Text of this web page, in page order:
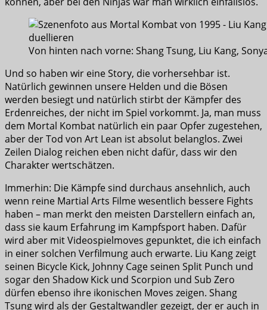
Von hinten nach vorne: Shang Tsung, Liu Kang,
Und so haben wir eine Story, die vorhersehbar ist.
Natürlich gewinnen unsere Helden und die Bösen
werden besiegt und natürlich stirbt der Kämpfer des
Erdenreiches, der nicht im Spiel vorkommt. Ja, man muss
dem Mortal Kombat natürlich ein paar Opfer zugestehen,
aber der Tod von Art Lean ist absolut belanglos. Zwei
Zeilen Dialog reichen eben nicht dafür, dass wir den
Charakter wertschätzen.
Immerhin: Die Kämpfe sind durchaus ansehnlich, auch
wenn reine Martial Arts Filme wesentlich bessere Fights
haben – man merkt den meisten Darstellern einfach an,
dass sie kaum Erfahrung im Kampfsport haben. Dafür
wird aber mit Videospielmoves gepunktet, die ich einfach
in einer solchen Verfilmung auch erwarte. Liu Kang zeigt
seinen Bicycle Kick, Johnny Cage seinen Split Punch und
sogar den Shadow Kick und Scorpion und Sub Zero
dürfen ebenso ihre ikonischen Moves zeigen. Shang
Tsung wird als der Gestaltwandler gezeigt, der er auch in